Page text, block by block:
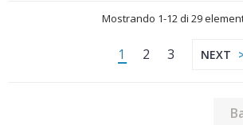
Mostrando 1-12 di 29
1 2 3 NEXT